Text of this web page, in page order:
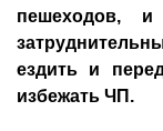
пешеходов, и
ездить и
избежать ЧП.